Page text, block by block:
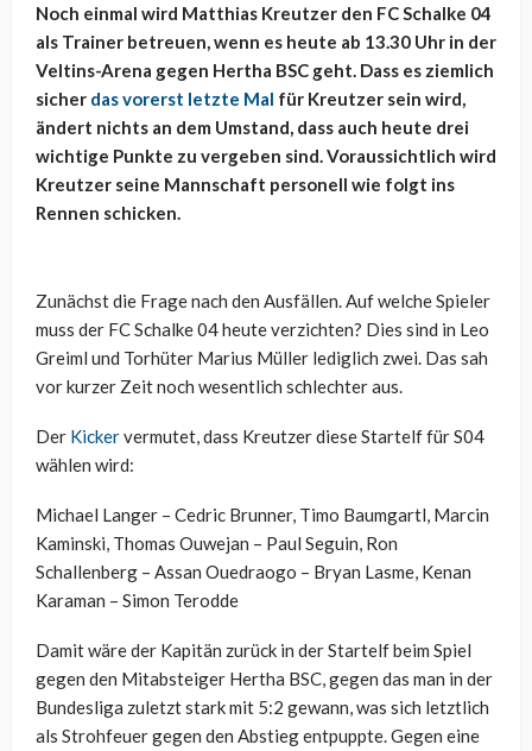
Noch einmal wird Matthias Kreutzer den FC Schalke 04
als Trainer betreuen, wenn es heute ab 13.30 Uhr in der
Veltins-Arena gegen Hertha BSC geht. Dass es ziemlich
sicher das vorerst letzte Mal für Kreutzer sein wird,
ändert nichts an dem Umstand, dass auch heute drei
wichtige Punkte zu vergeben sind. Voraussichtlich wird
Kreutzer seine Mannschaft personell wie folgt ins
Rennen schicken.
Zunächst die Frage nach den Ausfällen. Auf welche Spieler
muss der FC Schalke 04 heute verzichten? Dies sind in Leo
Greiml und Torhüter Marius Müller lediglich zwei. Das sah
vor kurzer Zeit noch wesentlich schlechter aus.
Der Kickervermutet, dass Kreutzer diese Startelf für S04
wählen wird:
Michael Langer – Cedric Brunner, Timo Baumgartl, Marcin
Kaminski, Thomas Ouwejan – Paul Seguin, Ron
Schallenberg – Assan Ouedraogo – Bryan Lasme, Kenan
Karaman – Simon Terodde
Damit wäre der Kapitän zurück in der Startelf beim Spiel
gegen den Mitabsteiger Hertha BSC, gegen das man in der
Bundesliga zuletzt stark mit 5:2 gewann, was sich letztlich
als Strohfeuer gegen den Abstieg entpuppte. Gegen eine